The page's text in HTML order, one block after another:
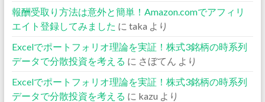
報酬受取り方法は意外と簡単！Amazon.comでアフィリ
エイト登録してみました に taka より
Excelでポートフォリオ理論を実証！株式3銘柄の時系列
データで分散投資を考える に さぼてん より
Excelでポートフォリオ理論を実証！株式3銘柄の時系列
データで分散投資を考える に kazu より